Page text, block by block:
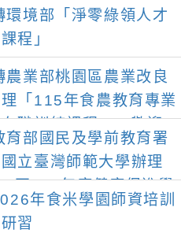
環境部「淨零綠領人才
程」
農業部桃園區農業改良
「115年食農教育專業
職訓練課程」，歡迎
得食農教育專業人員資
名參加
育部國民及學前教育署
立臺灣師範大學辦理
至115年度健康促進學
導計畫師資專業成長研
請教師踴躍報名參加
年食米學園師資培訓
習